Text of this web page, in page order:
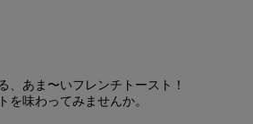
、あま〜いフレンチトースト！
を味わってみませんか。